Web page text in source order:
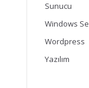
Sunucu
Windows
Wordpress
Yazılım